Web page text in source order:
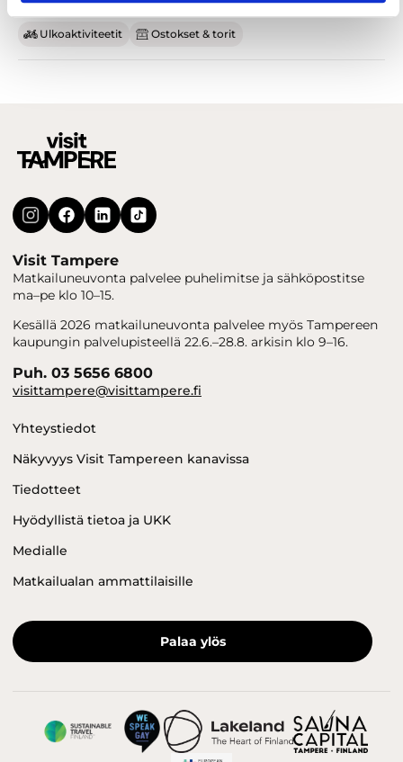
Ulkoaktiviteetit Ostokset & torit
Visit Tampere
Matkailuneuvonta palvelee puhelimitse ja sähköpostitse
ma–pe klo 10–15.
Kesällä 2026 matkailuneuvonta palvelee myös Tampereen
kaupungin palvelupisteellä 22.6.–28.8. arkisin klo 9–16.
Puh. 03 5656 6800
visittampere@visittampere.fi
Yhteystiedot
Näkyvyys Visit Tampereen kanavissa
Tiedotteet
Hyödyllistä tietoa ja UKK
Medialle
Matkailualan ammattilaisille
Palaa ylös